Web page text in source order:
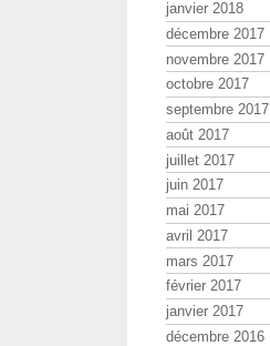
janvier 2018
décembre 2017
novembre 2017
octobre 2017
septembre 2017
août 2017
juillet 2017
juin 2017
mai 2017
avril 2017
mars 2017
février 2017
janvier 2017
décembre 2016